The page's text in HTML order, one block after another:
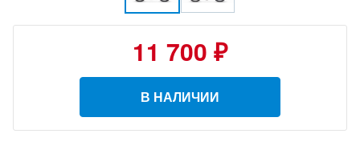
11 700 ₽
В НАЛИЧИИ